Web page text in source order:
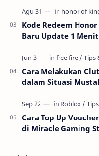
Kode Redeem
Baru Update 1
Cara Melakukan
dalam Situasi
Cara Top Up
di Miracle Gaming